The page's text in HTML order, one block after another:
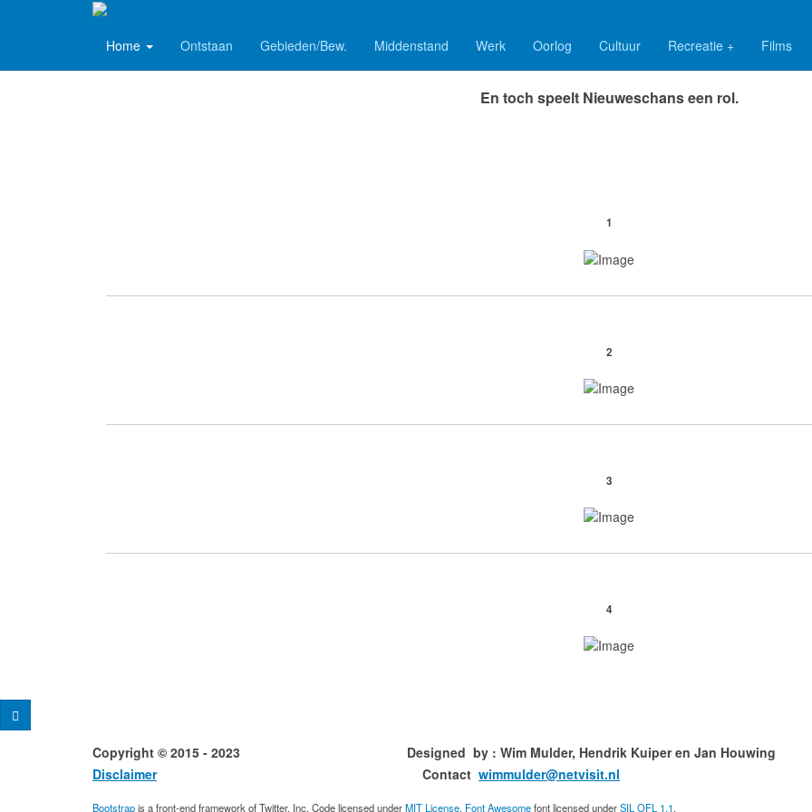
Home
Ontstaan Gebieden/Bew. Middenstand Werk Oorlog Cultuur Recreatie + Films
Politieverzet in Haarlem
En toch speelt Nieuweschans een rol.
1
2
3
4
Copyright © 2015 - 2023 Designed by : Wim Mulder, Hendrik Kuiper en
Disclaimer
Contact wimmulder@netvisit.nl
Bootstrapis a front-end framework of Twitter, Inc. Code licensed underMIT License. Font Awesomefont licensed underSIL OFL 1.1.